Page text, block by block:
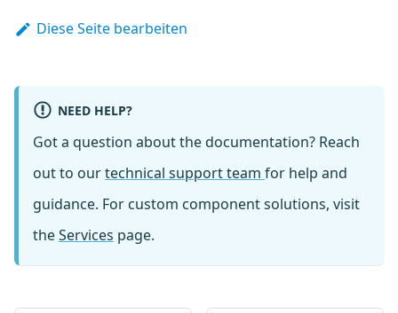
Diese Seite bearbeiten
NEED HELP?
Got a question about the documentation? Reach
out to ourtechnical support team for help and
guidance. For custom component solutions, visit
theServices page.